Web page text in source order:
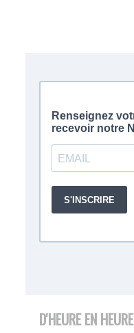
D'HEURE EN HEURE